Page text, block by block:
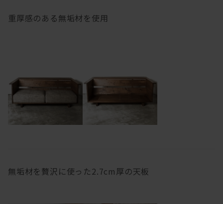
重厚感のある無垢材を使用
無垢材を贅沢に使った2.7cm厚の天板